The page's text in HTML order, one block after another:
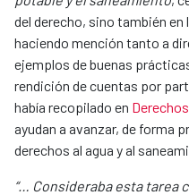
del derecho, sino también en
haciendo mención tanto a
ejemplos de buenas
rendición de cuentas por
había recopilado en
ayudan a avanzar, de forma
derechos al agua y al
“… Consideraba esta tarea